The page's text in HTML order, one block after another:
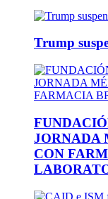
Trump
JORNADA
CON